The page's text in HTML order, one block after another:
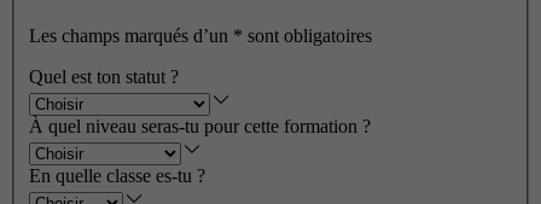
Les champs marqués d’un * sont obligatoires
Quel est ton statut ?
À quel niveau seras-tu pour cette formation ?
En quelle classe es-tu ?